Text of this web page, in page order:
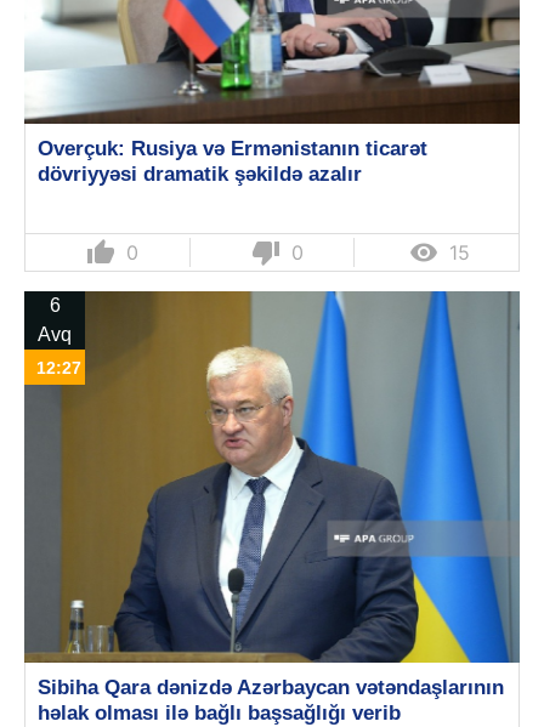
Overçuk: Rusiya və Ermənistanın ticarət
dövriyyəsi dramatik şəkildə azalır
thumb_up 0 thumb_down 0  15
6
Avq
12:27
Sibiha Qara dənizdə Azərbaycan vətəndaşlarının
həlak olması ilə bağlı başsağlığı verib